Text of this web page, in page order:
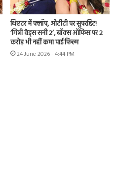
थिएटर में फ्लॉप, ओटीटी पर सुपरहिट!
‘गिन्नी वेड्स सनी 2’, बॉक्स ऑफिस पर 2
करोड़ भी नहीं कमा पाई फिल्म
24 June 2026 - 4:44 PM